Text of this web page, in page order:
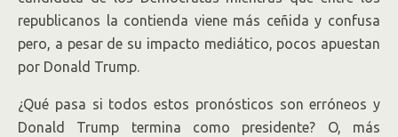
republicanos la contienda viene más ceñida y confusa
pero, a pesar de su impacto mediático, pocos apuestan
por Donald Trump.
¿Qué pasa si todos estos pronósticos son erróneos y
Donald Trump termina como presidente? O, más